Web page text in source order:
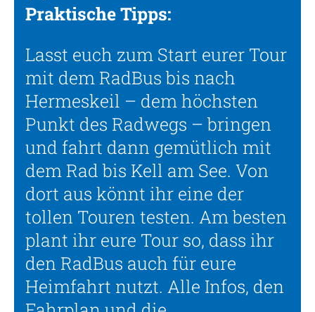
Praktische Tipps:
Lasst euch zum Start eurer Tour
mit dem RadBus bis nach
Hermeskeil – dem höchsten
Punkt des Radwegs – bringen
und fahrt dann gemütlich mit
dem Rad bis Kell am See. Von
dort aus könnt ihr eine der
tollen Touren testen. Am besten
plant ihr eure Tour so, dass ihr
den RadBus auch für eure
Heimfahrt nutzt. Alle Infos, den